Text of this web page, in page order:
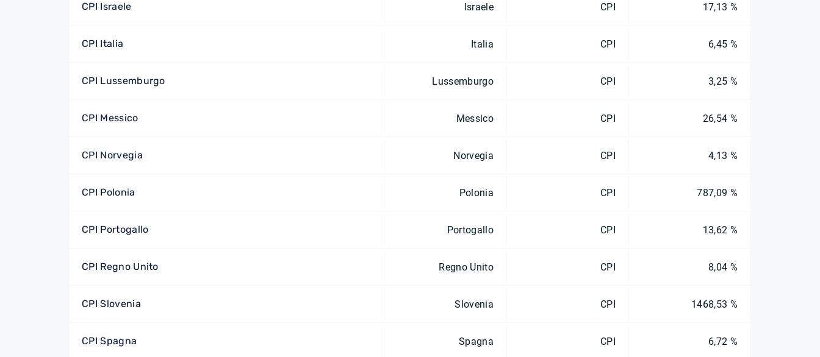
CPI Israele Israele CPI 17,13 %
CPI Italia Italia CPI 6,45 %
CPI Lussemburgo Lussemburgo CPI 3,25 %
CPI Messico Messico CPI 26,54 %
CPI Norvegia Norvegia CPI 4,13 %
CPI Polonia Polonia CPI 787,09 %
CPI Portogallo Portogallo CPI 13,62 %
CPI Regno Unito Regno Unito CPI 8,04 %
CPI Slovenia Slovenia CPI 1468,53 %
CPI Spagna Spagna CPI 6,72 %